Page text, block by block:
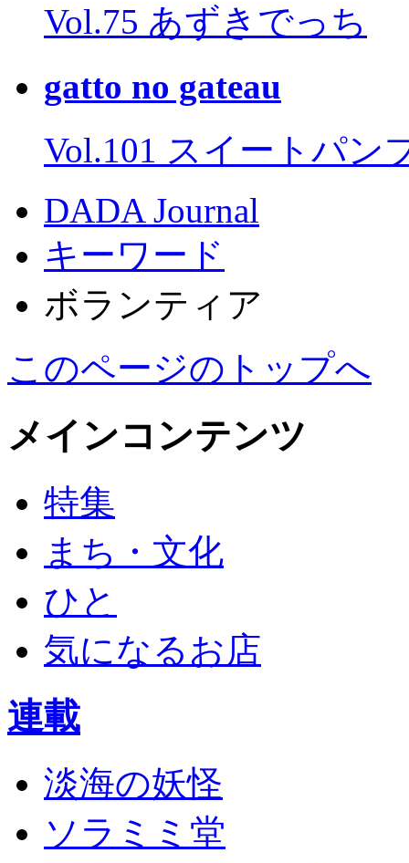
Vol.75 あずきでっち
gatto no gateau
Vol.101 スイートパン
DADA Journal
キーワード
ボランティア
このページのトップへ
メインコンテンツ
特集
まち・文化
ひと
気になるお店
連載
淡海の妖怪
ソラミミ堂